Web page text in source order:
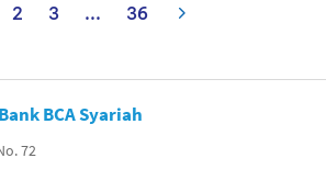
2 3 ... 36
BCA Syariah
72